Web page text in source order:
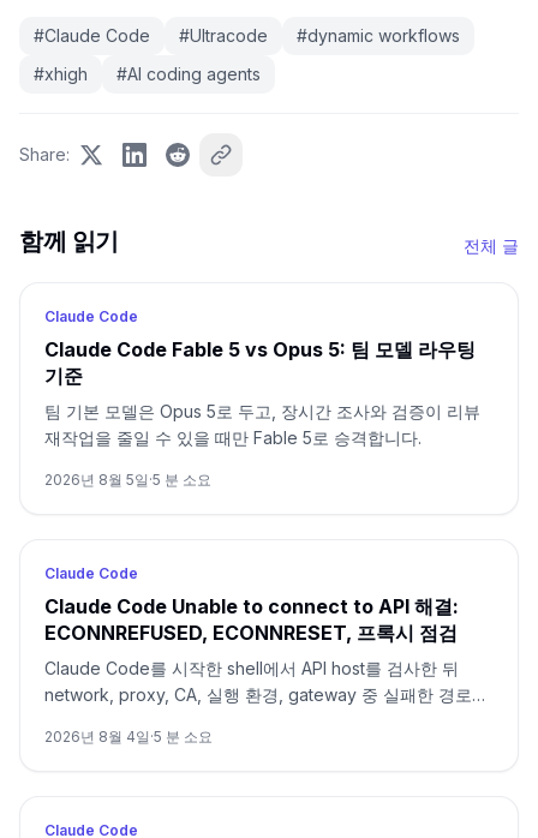
#Claude Code #Ultracode #dynamic workflows
#xhigh #AI coding agents
Share:
함께 읽기 전체 글
Claude Code
Claude Code Fable 5 vs Opus 5: 팀 모델 라우팅
기준
팀 기본 모델은 Opus 5로 두고, 장시간 조사와 검증이 리뷰
재작업을 줄일 수 있을 때만 Fable 5로 승격합니다.
2026년 8월 5일 ·5 분 소요
Claude Code
Claude Code Unable to connect to API 해결:
ECONNREFUSED, ECONNRESET, 프록시 점검
Claude Code를 시작한 shell에서 API host를 검사한 뒤
network, proxy, CA, 실행 환경, gateway 중 실패한 경로만
2026년 8월 4일 ·5 분 소요
Claude Code